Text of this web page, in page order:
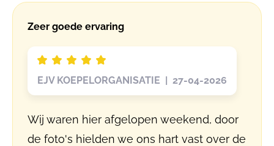
Zeer goede ervaring
EJV KOEPELORGANISATIE | 27-04-2026
Wij waren hier afgelopen weekend, door
de foto's hielden we ons hart vast over de